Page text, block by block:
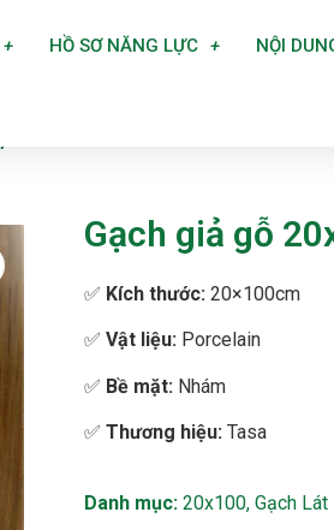
HỒ SƠ NĂNG LỰC NỘI
Gạch giả gỗ
✅ Kích thước: 20×100cm
✅ Vật liệu: Porcelain
✅ Bề mặt: Nhám
✅ Thương hiệu: Tasa
Danh mục: 20x100, Gạch Lát